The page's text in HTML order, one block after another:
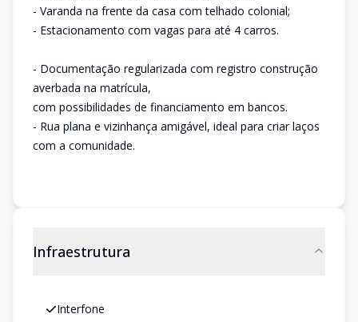
- Varanda na frente da casa com telhado colonial;
- Estacionamento com vagas para até 4 carros.
- Documentação regularizada com registro construção
averbada na matrícula,
com possibilidades de financiamento em bancos.
- Rua plana e vizinhança amigável, ideal para criar laços
com a comunidade.
Infraestrutura
Interfone